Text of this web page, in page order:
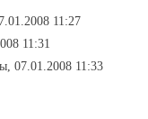
11:27
11:31
07.01.2008 11:33